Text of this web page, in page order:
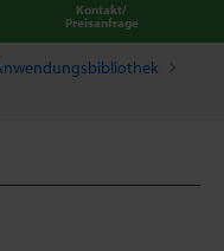
Kontakt/
Preisanfrage